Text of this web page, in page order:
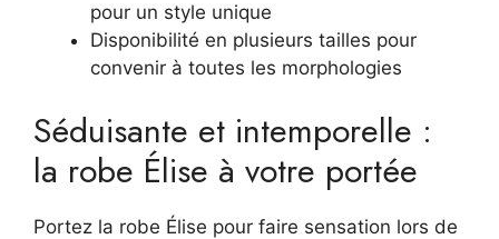
pour un style unique
Disponibilité en plusieurs tailles pour
convenir à toutes les morphologies
Séduisante et intemporelle :
la robe Élise à votre portée
Portez la robe Élise pour faire sensation lors de